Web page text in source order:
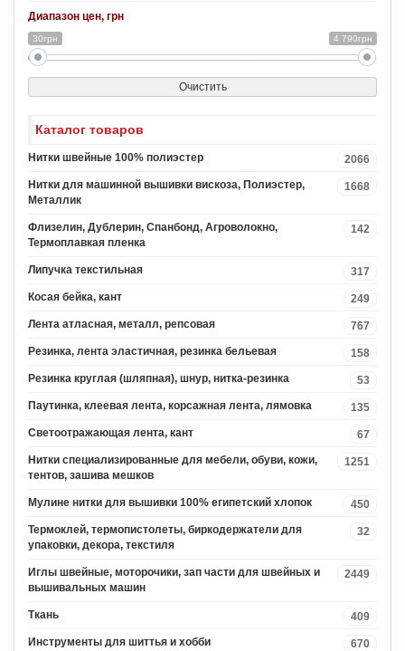
Диапазон цен, грн
30грн 4 790грн
Очистить
Каталог товаров
2066
Нитки швейные 100% полиэстер
1668
Нитки для машинной вышивки вискоза, Полиэстер,
Металлик
142
Флизелин, Дублерин, Спанбонд, Агроволокно,
Термоплавкая пленка
317
Липучка текстильная
249
Косая бейка, кант
767
Лента атласная, металл, репсовая
158
Резинка, лента эластичная, резинка бельевая
53
Резинка круглая (шляпная), шнур, нитка-резинка
135
Паутинка, клеевая лента, корсажная лента, лямовка
67
Светоотражающая лента, кант
1251
Нитки специализированные для мебели, обуви, кожи,
тентов, зашива мешков
450
Мулине нитки для вышивки 100% египетский хлопок
32
Термоклей, термопистолеты, биркодержатели для
упаковки, декора, текстиля
2449
Иглы швейные, моторочики, зап части для швейных и
вышивальных машин
409
Ткань
670
Инструменты для шиттья и хобби